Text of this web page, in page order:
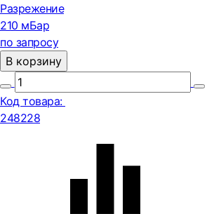
Разрежение
210 мБар
по запросу
В корзину
Код товара:
248228